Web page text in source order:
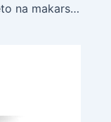
Hotel Horizont – Ljeto na makarskoj rivijeri, Baška Voda, Makarska rivijera, Dalmacija, Hrvatska – 2.366 EUR – 7x noćenje u Junior suiti (strana park) za 2 osobe, Polupansion (buffet doručak i večera) – Akcija